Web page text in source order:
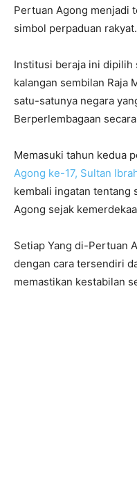
Pertuan Agong menjadi
simbol perpaduan rakyat.
Institusi beraja ini dipilih
kalangan sembilan Raja
satu-satunya negara
Berperlembagaan
Memasuki tahun kedua
Agong ke-17, Sultan
kembali ingatan tentang
Agong sejak
Setiap Yang di-Pertuan
dengan cara tersendiri
memastikan kestabilan